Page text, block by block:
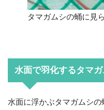
タマガムシの蛹に見
水面で羽化するタマ
水面に浮かぶタマガムシ